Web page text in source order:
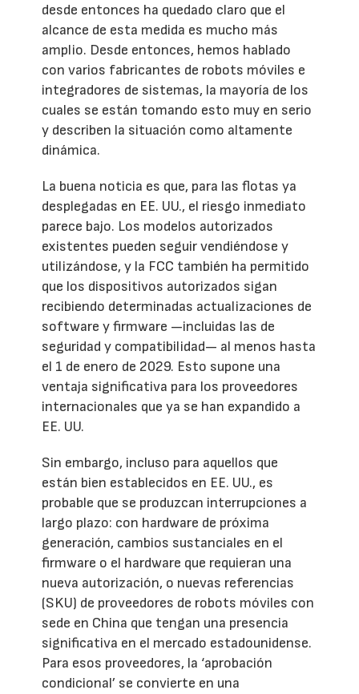
desde entonces ha quedado claro que el
alcance de esta medida es mucho más
amplio. Desde entonces, hemos hablado
con varios fabricantes de robots móviles e
integradores de sistemas, la mayoría de los
cuales se están tomando esto muy en serio
y describen la situación como altamente
dinámica.
La buena noticia es que, para las flotas ya
desplegadas en EE. UU., el riesgo inmediato
parece bajo. Los modelos autorizados
existentes pueden seguir vendiéndose y
utilizándose, y la FCC también ha permitido
que los dispositivos autorizados sigan
recibiendo determinadas actualizaciones de
software y firmware —incluidas las de
seguridad y compatibilidad— al menos hasta
el 1 de enero de 2029. Esto supone una
ventaja significativa para los proveedores
internacionales que ya se han expandido a
EE. UU.
Sin embargo, incluso para aquellos que
están bien establecidos en EE. UU., es
probable que se produzcan interrupciones a
largo plazo: con hardware de próxima
generación, cambios sustanciales en el
firmware o el hardware que requieran una
nueva autorización, o nuevas referencias
(SKU) de proveedores de robots móviles con
sede en China que tengan una presencia
significativa en el mercado estadounidense.
Para esos proveedores, la ‘aprobación
condicional’ se convierte en una